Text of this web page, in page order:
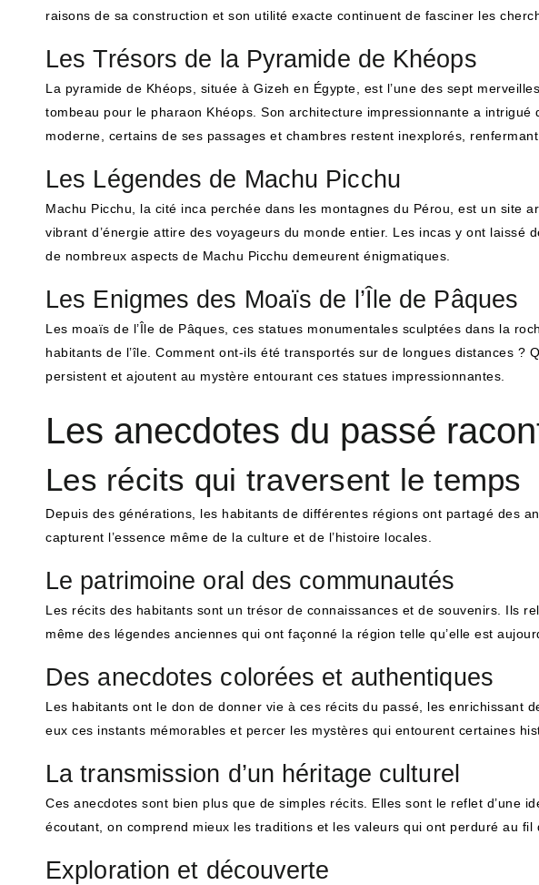
raisons de sa construction et son utilité exacte continuent de fasciner les
Les Trésors de la Pyramide de Khéops
La pyramide de Khéops, située à Gizeh en Égypte, est l’une des sept
tombeau pour le pharaon Khéops. Son architecture impressionnante a
moderne, certains de ses passages et chambres restent inexplorés,
Les Légendes de Machu Picchu
Machu Picchu, la cité inca perchée dans les montagnes du Pérou, est un site
vibrant d’énergie attire des voyageurs du monde entier. Les incas y ont
de nombreux aspects de Machu Picchu demeurent énigmatiques.
Les Enigmes des Moaïs de l’Île de Pâques
Les moaïs de l’Île de Pâques, ces statues monumentales sculptées dans la
habitants de l’île. Comment ont-ils été transportés sur de longues distances
persistent et ajoutent au mystère entourant ces statues impressionnantes.
Les anecdotes du passé
Les récits qui traversent le temps
Depuis des générations, les habitants de différentes régions ont partagé des
capturent l’essence même de la culture et de l’histoire locales.
Le patrimoine oral des communautés
Les récits des habitants sont un trésor de connaissances et de souvenirs. Ils
même des légendes anciennes qui ont façonné la région telle qu’elle est
Des anecdotes colorées et authentiques
Les habitants ont le don de donner vie à ces récits du passé, les enrichissant
eux ces instants mémorables et percer les mystères qui entourent certaines
La transmission d’un héritage culturel
Ces anecdotes sont bien plus que de simples récits. Elles sont le reflet d’une
écoutant, on comprend mieux les traditions et les valeurs qui ont perduré au fil
Exploration et découverte